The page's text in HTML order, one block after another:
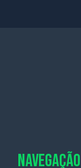
NAVEGAÇÃO